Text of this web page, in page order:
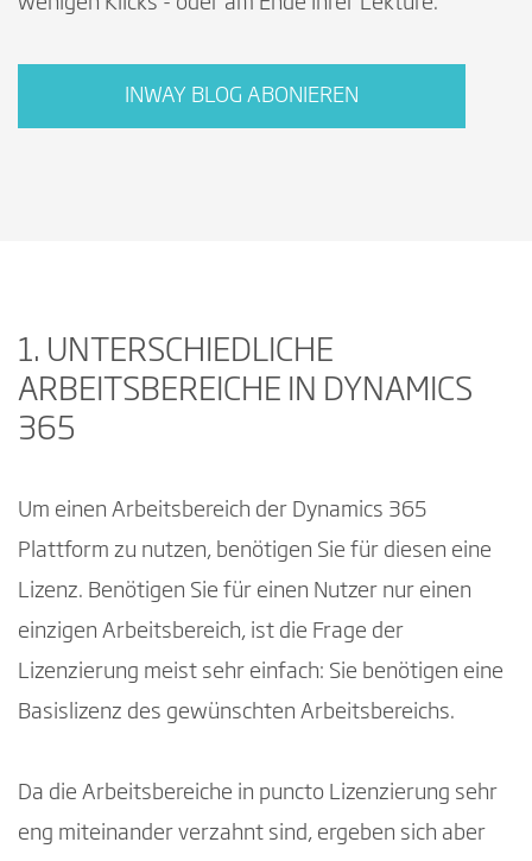
INWAY BLOG ABONIEREN
1. UNTERSCHIEDLICHE
ARBEITSBEREICHE IN DYNAMICS
365
Um einen Arbeitsbereich der Dynamics 365
Plattform zu nutzen, benötigen Sie für diesen eine
Lizenz. Benötigen Sie für einen Nutzer nur einen
einzigen Arbeitsbereich, ist die Frage der
Lizenzierung meist sehr einfach: Sie benötigen eine
Basislizenz des gewünschten Arbeitsbereichs.
Da die Arbeitsbereiche in puncto Lizenzierung sehr
eng miteinander verzahnt sind, ergeben sich aber